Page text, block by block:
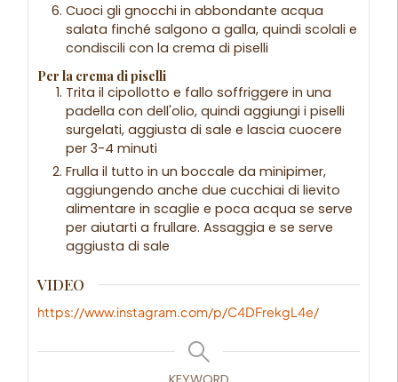
Cuoci gli gnocchi in abbondante acqua
salata finché salgono a galla, quindi scolali e
condiscili con la crema di piselli
Per la crema di piselli
Trita il cipollotto e fallo soffriggere in una
padella con dell'olio, quindi aggiungi i piselli
surgelati, aggiusta di sale e lascia cuocere
per 3-4 minuti
Frulla il tutto in un boccale da minipimer,
aggiungendo anche due cucchiai di lievito
alimentare in scaglie e poca acqua se serve
per aiutarti a frullare. Assaggia e se serve
aggiusta di sale
VIDEO
https://www.instagram.com/p/C4DFrekgL4e/